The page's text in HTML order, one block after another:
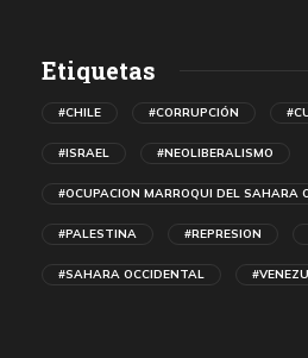
Etiquetas
#CHILE #CORRUPCIÓN
#ISRAEL #NEOLIBERALISMO
#OCUPACION MARROQUI DEL SAHARA
#PALESTINA #REPRESION
#SAHARA OCCIDENTAL